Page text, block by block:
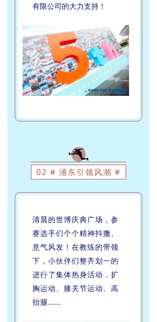
有限公司的大力支持！
02 # 浦东引领风潮 #
清晨的世博庆典广场，参
赛选手们个个精神抖擞、
意气风发！在教练的带领
下，小伙伴们整齐划一的
进行了集体热身活动，扩
胸运动、膝关节运动、高
抬腿……